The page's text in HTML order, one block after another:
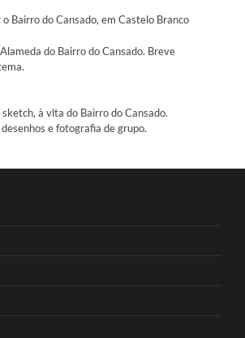
o Bairro do Cansado, em Castelo Branco
do Bairro do Cansado. Breve
à vlta do Bairro do Cansado.
e fotografia de grupo.